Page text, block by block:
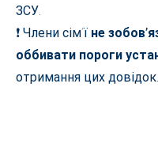
ЗСУ.
❗ Члени сім’ї не
оббивати пороги
отримання цих довідок.